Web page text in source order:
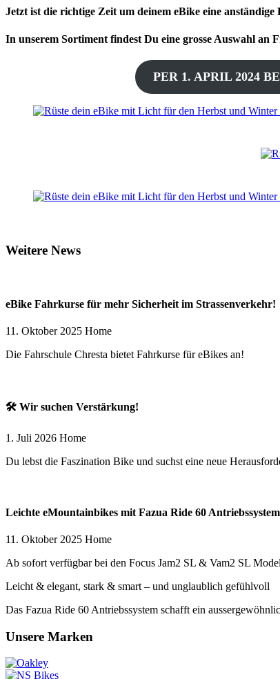
Jetzt ist die richtige Zeit um deinem eBike eine anständige
In unserem Sortiment findest Du eine grosse Auswahl
PER 1. APRIL 2024
Weitere News
eBike Fahrkurse für mehr Sicherheit im Strassenverkehr!
11. Oktober 2025 Home
Die Fahrschule Chresta bietet Fahrkurse für eBikes an!
🛠️ Wir suchen Verstärkung!
1. Juli 2026 Home
Du lebst die Faszination Bike und suchst eine neue
Leichte eMountainbikes mit Fazua Ride 60
11. Oktober 2025 Home
Ab sofort verfügbar bei den Focus Jam2 SL & Vam2 SL
Leicht & elegant, stark & smart – und unglaublich gefühlvoll
Das Fazua Ride 60 Antriebssystem schafft ein
Unsere Marken